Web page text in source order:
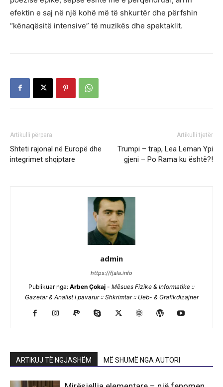
efektin e saj në një kohë më të shkurtër dhe përfshin
“kënaqësitë intensive” të muzikës dhe spektaklit.
Artikulli përpara
Shteti rajonal në Europë dhe
integrimet shqiptare
Artikulli tjetër
Trumpi – trap, Lea Leman Ypi
gjeni – Po Rama ku është?!
admin
https://fjala.info
Publikuar nga: Arben Çokaj - Mësues Fizike & Informatike ::
Gazetar & Analist i pavarur :: Shkrimtar :: Ueb- & Grafikdizajner
ARTIKUJ TË NGJASHËM MË SHUMË NGA AUTORI